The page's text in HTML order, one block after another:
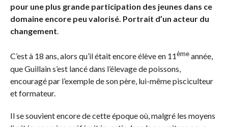
pour une plus grande participation des jeunes dans ce
domaine encore peu valorisé. Portrait d’un acteur du
changement.
C’est à 18 ans, alors qu’il était encore élève en 11èmeannée,
que Guillain s’est lancé dans l’élevage de poissons,
encouragé par l’exemple de son père, lui-même pisciculteur
et formateur.
Il se souvient encore de cette époque où, malgré les moyens